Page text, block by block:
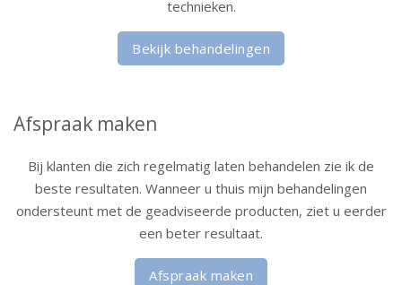
technieken.
Bekijk behandelingen
Afspraak maken
Bij klanten die zich regelmatig laten behandelen zie ik de
beste resultaten. Wanneer u thuis mijn behandelingen
ondersteunt met de geadviseerde producten, ziet u eerder
een beter resultaat.
Afspraak maken